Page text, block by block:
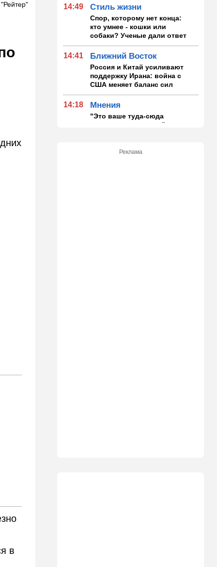
в
14:49 Стиль жизни
Спор, которому нет конца:
кто умнее - кошки или
собаки? Ученые дали ответ
14:41 Ближний Восток
Россия и Китай усиливают
поддержку Ирана: война с
США меняет баланс сил
14:18 Мнения
"Это ваше туда-сюда
страшно раздражает"
Что изменилось в аэропорту
Реклама